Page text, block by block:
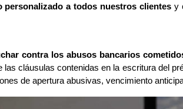
personalizado a todos nuestros clientes y
contra los abusos bancarios
las cláusulas contenidas en la escritura del
de apertura abusivas, vencimiento